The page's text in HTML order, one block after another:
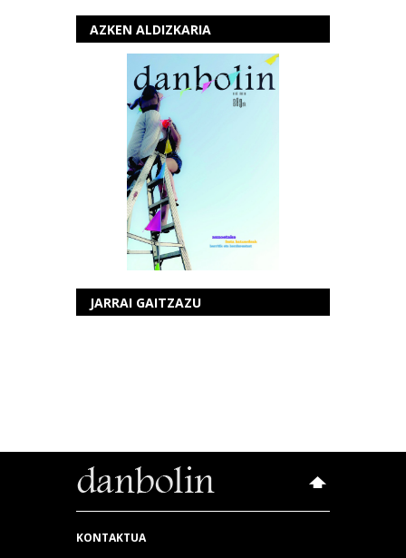
AZKEN ALDIZKARIA
JARRAI GAITZAZU
KONTAKTUA